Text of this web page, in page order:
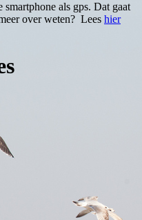
als gps. Dat gaat
over weten? Lees hier